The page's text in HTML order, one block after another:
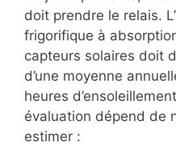
doit prendre le relais.
frigorifique à
capteurs solaires doit
d’une moyenne
heures
évaluation dépend de
estimer :